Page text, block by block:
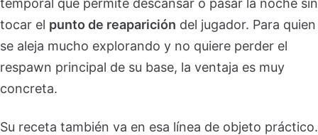
temporal que permite descansar o pasar la noche sin
tocar el punto de reaparición del jugador. Para quien
se aleja mucho explorando y no quiere perder el
respawn principal de su base, la ventaja es muy
concreta.
Su receta también va en esa línea de objeto práctico.